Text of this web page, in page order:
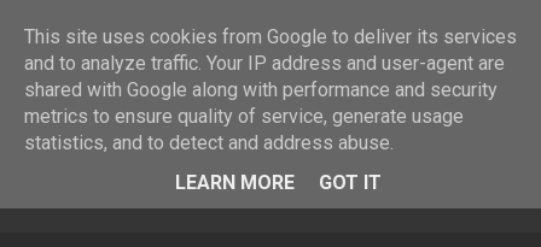
This site uses cookies from Google to deliver its services
and to analyze traffic. Your IP address and user-agent are
shared with Google along with performance and security
metrics to ensure quality of service, generate usage
statistics, and to detect and address abuse.
LEARN MORE
GOT IT